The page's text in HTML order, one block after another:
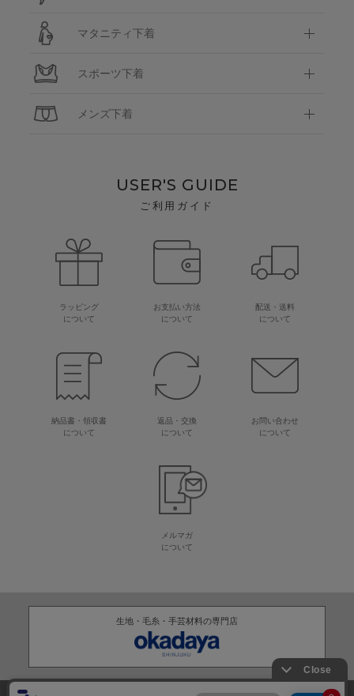
マタニティ下着
スポーツ下着
メンズ下着
USER'S GUIDE
ご利用ガイド
ラッピング
について
お支払い方法
について
配送・送料
について
納品書・領収書
について
返品・交換
について
お問い合わせ
について
メルマガ
について
生地・毛糸・手芸材料の専門店